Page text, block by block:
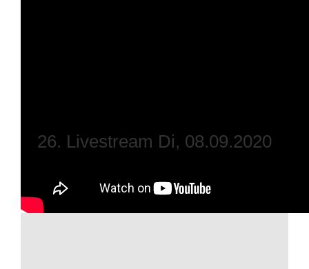
26. Livestream Di, 08.09.2020